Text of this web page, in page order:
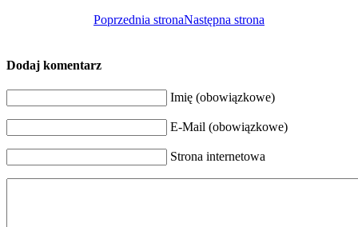
Poprzednia stronaNastępna strona
Dodaj komentarz
Imię (obowiązkowe)
E-Mail (obowiązkowe)
Strona internetowa